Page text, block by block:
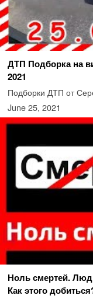
ДТП Подборка на
2021
Подборки ДТП от
June 25, 2021
Ноль смертей.
Как этого